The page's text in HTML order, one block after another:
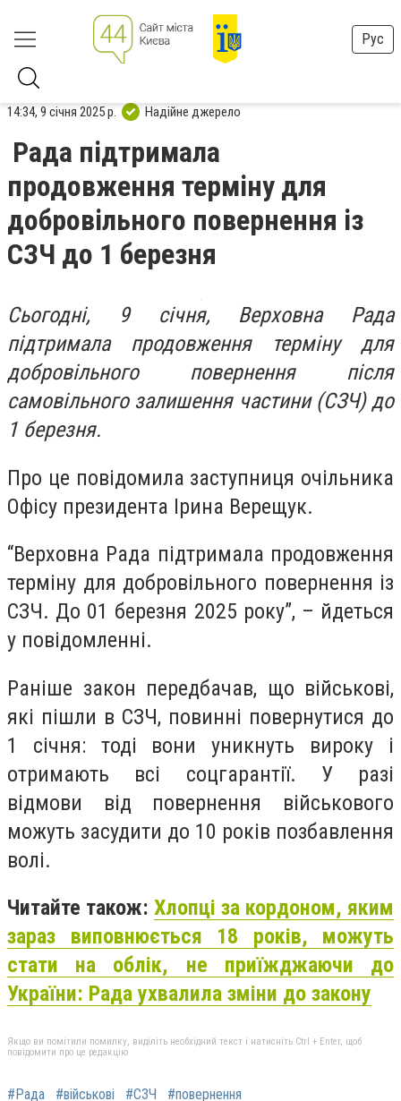
Рус
14:34, 9 січня 2025 р. Надійне джерело
Рада підтримала
продовження терміну для
добровільного повернення із
СЗЧ до 1 березня
Сьогодні, 9 січня, Верховна Рада
підтримала продовження терміну для
добровільного повернення після
самовільного залишення частини (СЗЧ) до
1 березня.
Про це повідомила заступниця очільника
Офісу президента Ірина Верещук.
“Верховна Рада підтримала продовження
терміну для добровільного повернення із
СЗЧ. До 01 березня 2025 року”, – йдеться
у повідомленні.
Раніше закон передбачав, що військові,
які пішли в СЗЧ, повинні повернутися до
1 січня: тоді вони уникнуть вироку і
отримають всі соцгарантії. У разі
відмови від повернення військового
можуть засудити до 10 років позбавлення
волі.
Читайте також: Хлопці за кордоном, яким
зараз виповнюється 18 років, можуть
стати на облік, не приїжджаючи до
України: Рада ухвалила зміни до закону
Якщо ви помітили помилку, виділіть необхідний текст і натисніть Ctrl + Enter, щоб
повідомити про це редакцію
#Рада #військові #СЗЧ #повернення